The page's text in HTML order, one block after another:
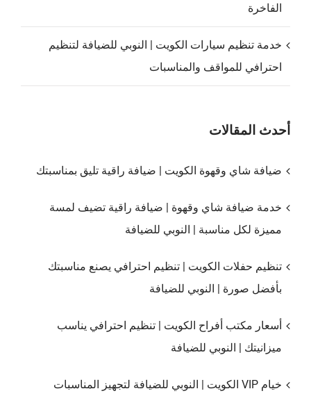
الفاخرة
خدمة تنظيم سيارات الكويت | النوبي للضيافة لتنظيم
احترافي للمواقف والمناسبات
أحدث المقالات
ضيافة شاي وقهوة الكويت | ضيافة راقية تليق بمناسبتك
خدمة ضيافة شاي وقهوة | ضيافة راقية تضيف لمسة
مميزة لكل مناسبة | النوبي للضيافة
تنظيم حفلات الكويت | تنظيم احترافي يصنع مناسبتك
بأفضل صورة | النوبي للضيافة
أسعار مكتب أفراح الكويت | تنظيم احترافي يناسب
ميزانيتك | النوبي للضيافة
خيام VIP الكويت | النوبي للضيافة لتجهيز المناسبات